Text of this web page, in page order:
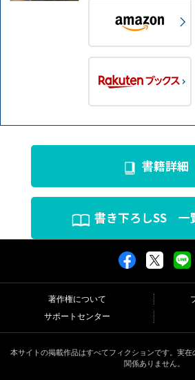
書籍詳細
書き下ろしSS 一
著作権について
サポートセンター
本サイトの掲載作品はすべてフィクションです。実
関係ありません。